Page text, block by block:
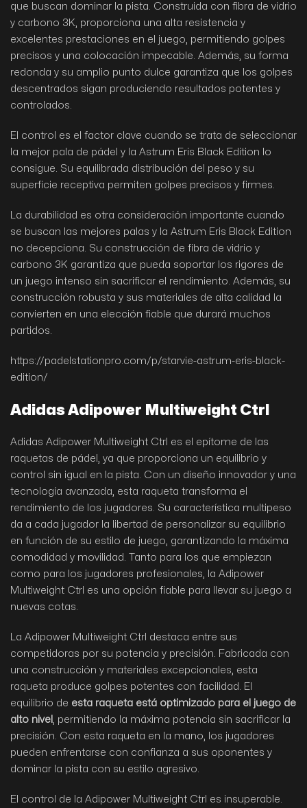
que buscan dominar la pista. Construida con fibra de vidrio
y carbono 3K, proporciona una alta resistencia y
excelentes prestaciones en el juego, permitiendo golpes
precisos y una colocación impecable. Además, su forma
redonda y su amplio punto dulce garantiza que los golpes
descentrados sigan produciendo resultados potentes y
controlados.
El control es el factor clave cuando se trata de seleccionar
la mejor pala de pádel y la Astrum Eris Black Edition lo
consigue. Su equilibrada distribución del peso y su
superficie receptiva permiten golpes precisos y firmes.
La durabilidad es otra consideración importante cuando
se buscan las mejores palas y la Astrum Eris Black Edition
no decepciona. Su construcción de fibra de vidrio y
carbono 3K garantiza que pueda soportar los rigores de
un juego intenso sin sacrificar el rendimiento. Además, su
construcción robusta y sus materiales de alta calidad la
convierten en una elección fiable que durará muchos
partidos.
https://padelstationpro.com/p/starvie-astrum-eris-black-
edition/
Adidas Adipower Multiweight Ctrl
Adidas Adipower Multiweight Ctrl es el epítome de las
raquetas de pádel, ya que proporciona un equilibrio y
control sin igual en la pista. Con un diseño innovador y una
tecnología avanzada, esta raqueta transforma el
rendimiento de los jugadores. Su característica multipeso
da a cada jugador la libertad de personalizar su equilibrio
en función de su estilo de juego, garantizando la máxima
comodidad y movilidad. Tanto para los que empiezan
como para los jugadores profesionales, la Adipower
Multiweight Ctrl es una opción fiable para llevar su juego a
nuevas cotas.
La Adipower Multiweight Ctrl destaca entre sus
competidoras por su potencia y precisión. Fabricada con
una construcción y materiales excepcionales, esta
raqueta produce golpes potentes con facilidad. El
equilibrio de esta raqueta está optimizado para el juego de
alto nivel
, permitiendo la máxima potencia sin sacrificar la
precisión. Con esta raqueta en la mano, los jugadores
pueden enfrentarse con confianza a sus oponentes y
dominar la pista con su estilo agresivo.
El control de la Adipower Multiweight Ctrl es insuperable.